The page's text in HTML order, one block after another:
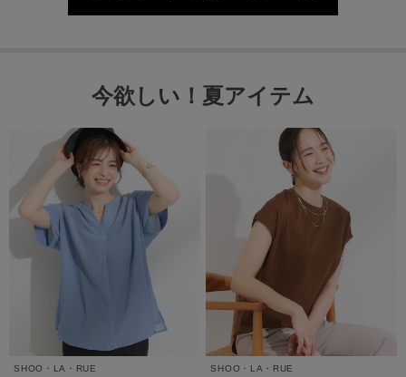
今欲しい！夏アイテム
SHOO・LA・RUE
SHOO・LA・RUE